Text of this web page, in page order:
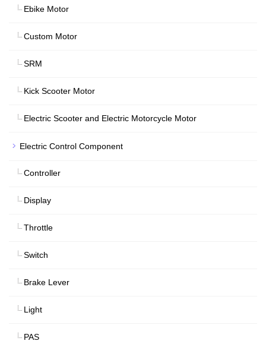
Ebike Motor
Custom Motor
SRM
Kick Scooter Motor
Electric Scooter and Electric Motorcycle Motor
Electric Control Component
Controller
Display
Throttle
Switch
Brake Lever
Light
PAS